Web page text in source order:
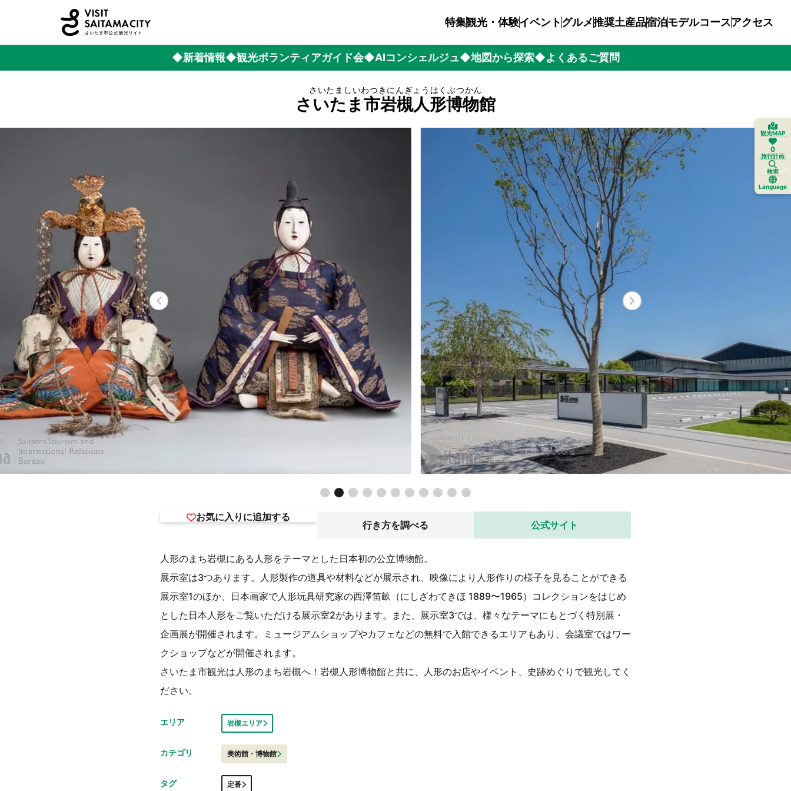
特集観光・体験イベントグルメ推奨土産品宿泊モデルコースアクセス
◆新着情報◆観光ボランティアガイド会◆AIコンシェルジュ◆地図から探索◆よくあるご質問
さいたま市岩槻人形博物館
さいたましいわつきにんぎょうはくぶつかん
お気に入りに追加する
行き方を調べる 公式サイト
人形のまち岩槻にある人形をテーマとした日本初の公立博物館。
展示室は3つあります。人形製作の道具や材料などが展示され、映像により人形作りの様子を見ることができる
展示室1のほか、日本画家で人形玩具研究家の西澤笛畝（にしざわてきほ 1889〜1965）コレクションをはじめ
とした日本人形をご覧いただける展示室2があります。また、展示室3では、様々なテーマにもとづく特別展・
企画展が開催されます。ミュージアムショップやカフェなどの無料で入館できるエリアもあり、会議室ではワー
クショップなどが開催されます。
さいたま市観光は人形のまち岩槻へ！岩槻人形博物館と共に、人形のお店やイベント、史跡めぐりで観光してく
ださい。
エリア 岩槻エリア
カテゴリ 美術館・博物館
タグ 定番
観光MAP
0
旅行計画
検索
Language